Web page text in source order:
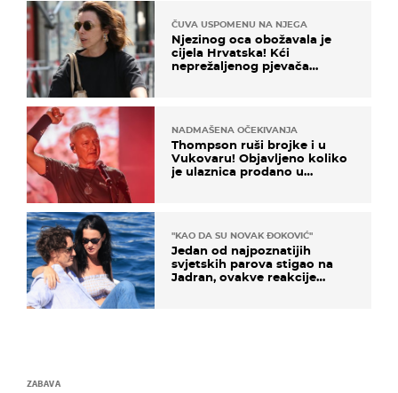
ČUVA USPOMENU NA NJEGA
Njezinog oca obožavala je
cijela Hrvatska! Kći
neprežaljenog pjevača
NADMAŠENA OČEKIVANJA
Thompson ruši brojke i u
Vukovaru! Objavljeno koliko
je ulaznica prodano u
"KAO DA SU NOVAK ĐOKOVIĆ"
Jedan od najpoznatijih
svjetskih parova stigao na
Jadran, ovakve reakcije
ZABAVA